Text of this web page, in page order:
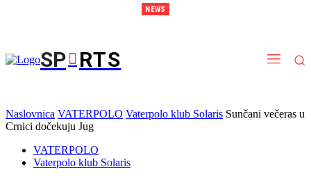
NEWS
SP RTS
Naslovnica VATERPOLO Vaterpolo klub Solaris Sunčani večeras u
Crnici dočekuju Jug
VATERPOLO
Vaterpolo klub Solaris